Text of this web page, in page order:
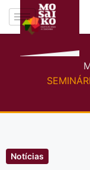
Notícias